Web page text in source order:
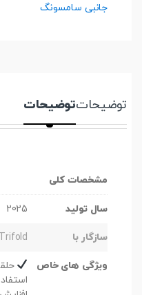
جانبی سامسونگ
توضیحاتتوضیحات
مشخصات کلی
سال تولید 2025
سازگار با
ویژگی های خاص